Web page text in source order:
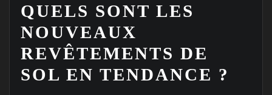
QUELS SONT LES
NOUVEAUX
REVÊTEMENTS DE
SOL EN TENDANCE ?